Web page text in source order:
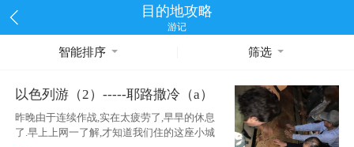
目的地攻略
游记
智能排序 筛选
以色列游（2）-----耶路撒冷（a）
昨晚由于连续作战,实在太疲劳了,早早的休息
了.早上上网一了解,才知道我们住的这座小城